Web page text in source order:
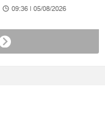
09:36 | 05/08/2026